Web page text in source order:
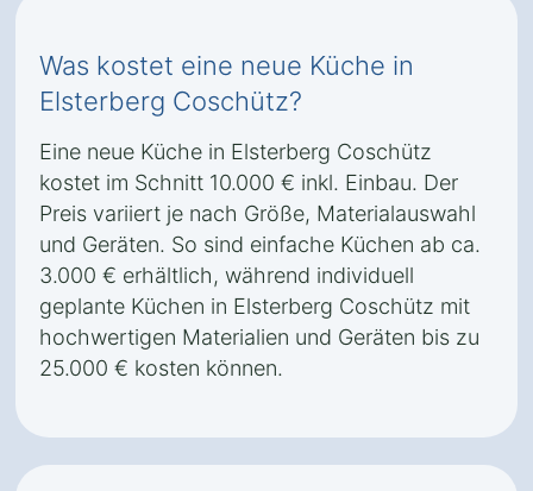
Was kostet eine neue Küche in
Elsterberg Coschütz?
Eine neue Küche in Elsterberg Coschütz
kostet im Schnitt 10.000 € inkl. Einbau. Der
Preis variiert je nach Größe, Materialauswahl
und Geräten. So sind einfache Küchen ab ca.
3.000 € erhältlich, während individuell
geplante Küchen in Elsterberg Coschütz mit
hochwertigen Materialien und Geräten bis zu
25.000 € kosten können.